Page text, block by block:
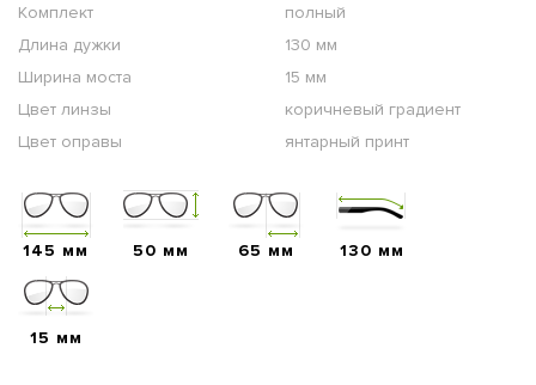
Комплект
полный
Длина дужки
130 мм
Ширина моста
15 мм
Цвет линзы
коричневый градиент
Цвет оправы
янтарный принт
145 мм 50 мм 65 мм 130 мм
15 мм